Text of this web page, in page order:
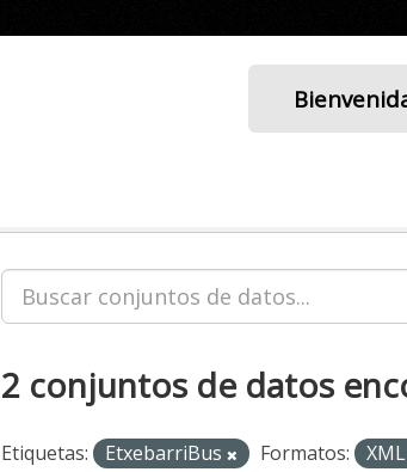
2 conjuntos de datos
Etiquetas: EtxebarriBus Formatos: XML